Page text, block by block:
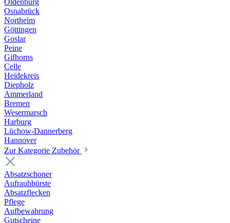
Oldenburg
Osnabrück
Northeim
Göttingen
Goslar
Peine
Gifhorns
Celle
Heidekreis
Diepholz
Ammerland
Bremen
Wesermarsch
Harburg
Lüchow-Dannerberg
Hannover
Zur Kategorie Zubehör
Absatzschoner
Aufrauhbürste
Absatzflecken
Pflege
Aufbewahrung
Gutscheine